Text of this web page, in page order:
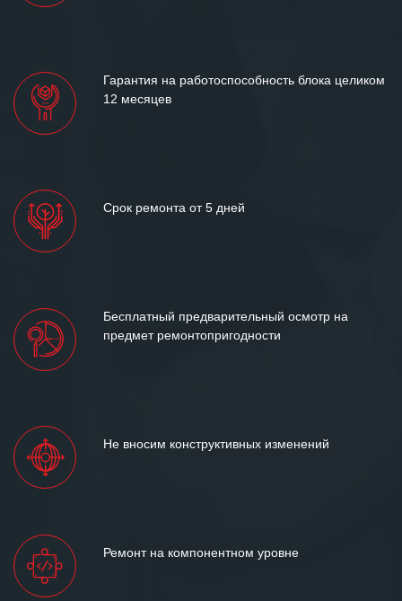
Гарантия на работоспособность блока целиком
12 месяцев
Срок ремонта от 5 дней
Бесплатный предварительный осмотр на
предмет ремонтопригодности
Не вносим конструктивных изменений
Ремонт на компонентном уровне